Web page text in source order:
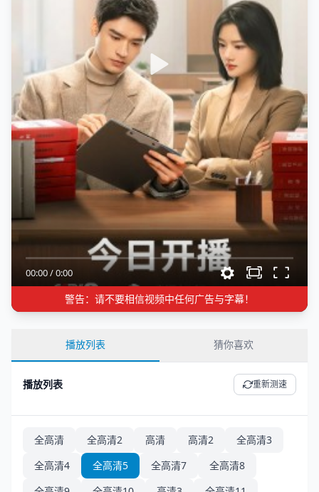
00:00/0:00
警告：请不要相信视频中任何广告与字幕！
播放列表 猜你喜欢
播放列表 重新测速
全高清 全高清2 高清 高清2
全高清3
全高清4
全高清5 全高清7
全高清8